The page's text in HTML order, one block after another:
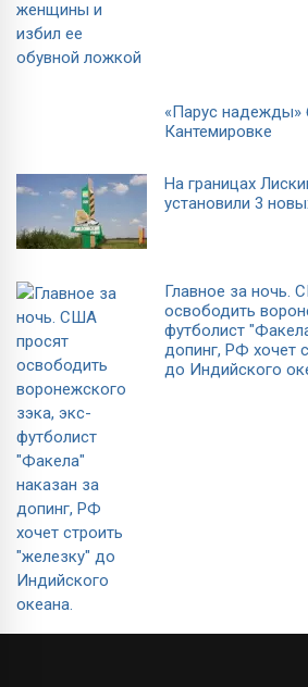
«Парус надежды»
Кантемировке
На границах
установили 3
Главное за ночь.
освободить
футболист
допинг, РФ хочет
до Индийского